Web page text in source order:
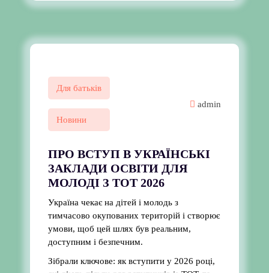
Для батьків
Новини
admin
ПРО ВСТУП В УКРАЇНСЬКІ
ЗАКЛАДИ ОСВІТИ ДЛЯ
МОЛОДІ З ТОТ 2026
Україна чекає на дітей і молодь з
тимчасово окупованих територій і створює
умови, щоб цей шлях був реальним,
доступним і безпечним.
Зібрали ключове: як вступити у 2026 році,